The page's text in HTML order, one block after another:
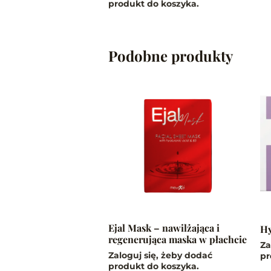
produkt do koszyka.
Podobne produkty
Ejal Mask – nawilżająca i
regenerująca maska w płachcie
Zaloguj się, żeby dodać
produkt do koszyka.
produkt
wariantów.
produktu